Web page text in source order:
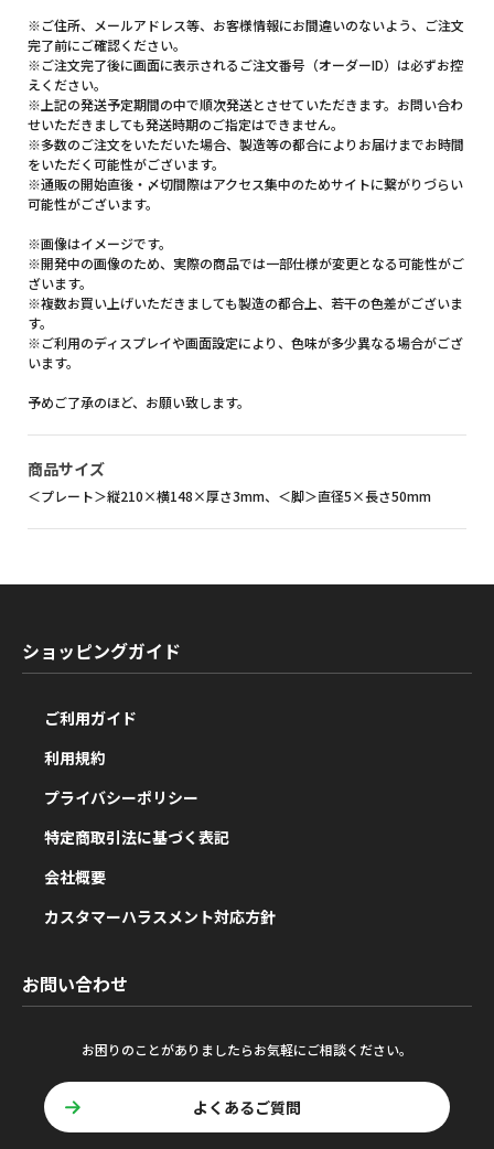
※ご住所、メールアドレス等、お客様情報にお間違いのないよう、ご注文
完了前にご確認ください。
※ご注文完了後に画面に表示されるご注文番号（オーダーID）は必ずお控
えください。
※上記の発送予定期間の中で順次発送とさせていただきます。お問い合わ
せいただきましても発送時期のご指定はできません。
※多数のご注文をいただいた場合、製造等の都合によりお届けまでお時間
をいただく可能性がございます。
※通販の開始直後・〆切間際はアクセス集中のためサイトに繋がりづらい
可能性がございます。
※画像はイメージです。
※開発中の画像のため、実際の商品では一部仕様が変更となる可能性がご
ざいます。
※複数お買い上げいただきましても製造の都合上、若干の色差がございま
す。
※ご利用のディスプレイや画面設定により、色味が多少異なる場合がござ
います。
予めご了承のほど、お願い致します。
商品サイズ
＜プレート＞縦210×横148×厚さ3mm、＜脚＞直径5×長さ50mm
ショッピングガイド
ご利用ガイド
利用規約
プライバシーポリシー
特定商取引法に基づく表記
会社概要
カスタマーハラスメント対応方針
お問い合わせ
お困りのことがありましたらお気軽にご相談ください。
よくあるご質問